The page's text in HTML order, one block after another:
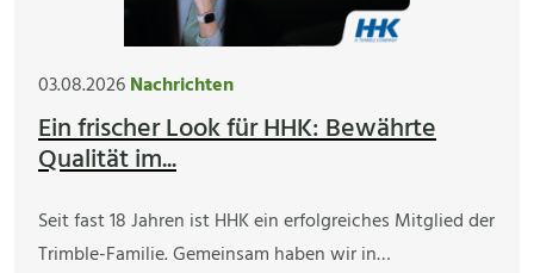
03.08.2026Nachrichten
Ein frischer Look für HHK: Bewährte
Qualität im...
Seit fast 18 Jahren ist HHK ein erfolgreiches Mitglied der
Trimble-Familie. Gemeinsam haben wir in…